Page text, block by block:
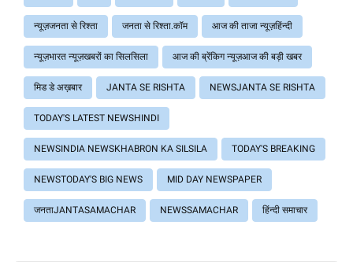
न्यूज़जनता से रिश्ता जनता से रिश्ता.कॉम आज की ताजा न्यूज़हिंन्दी
न्यूज़भारत न्यूज़खबरों का सिलसिला आज की ब्रेंकिग न्यूज़आज की बड़ी खबर
मिड डे अख़बार JANTA SE RISHTA NEWSJANTA SE RISHTA
TODAY'S LATEST NEWSHINDI
NEWSINDIA NEWSKHABRON KA SILSILA TODAY'S BREAKING
NEWSTODAY'S BIG NEWS MID DAY NEWSPAPER
जनताJANTASAMACHAR NEWSSAMACHAR हिंन्दी समाचार